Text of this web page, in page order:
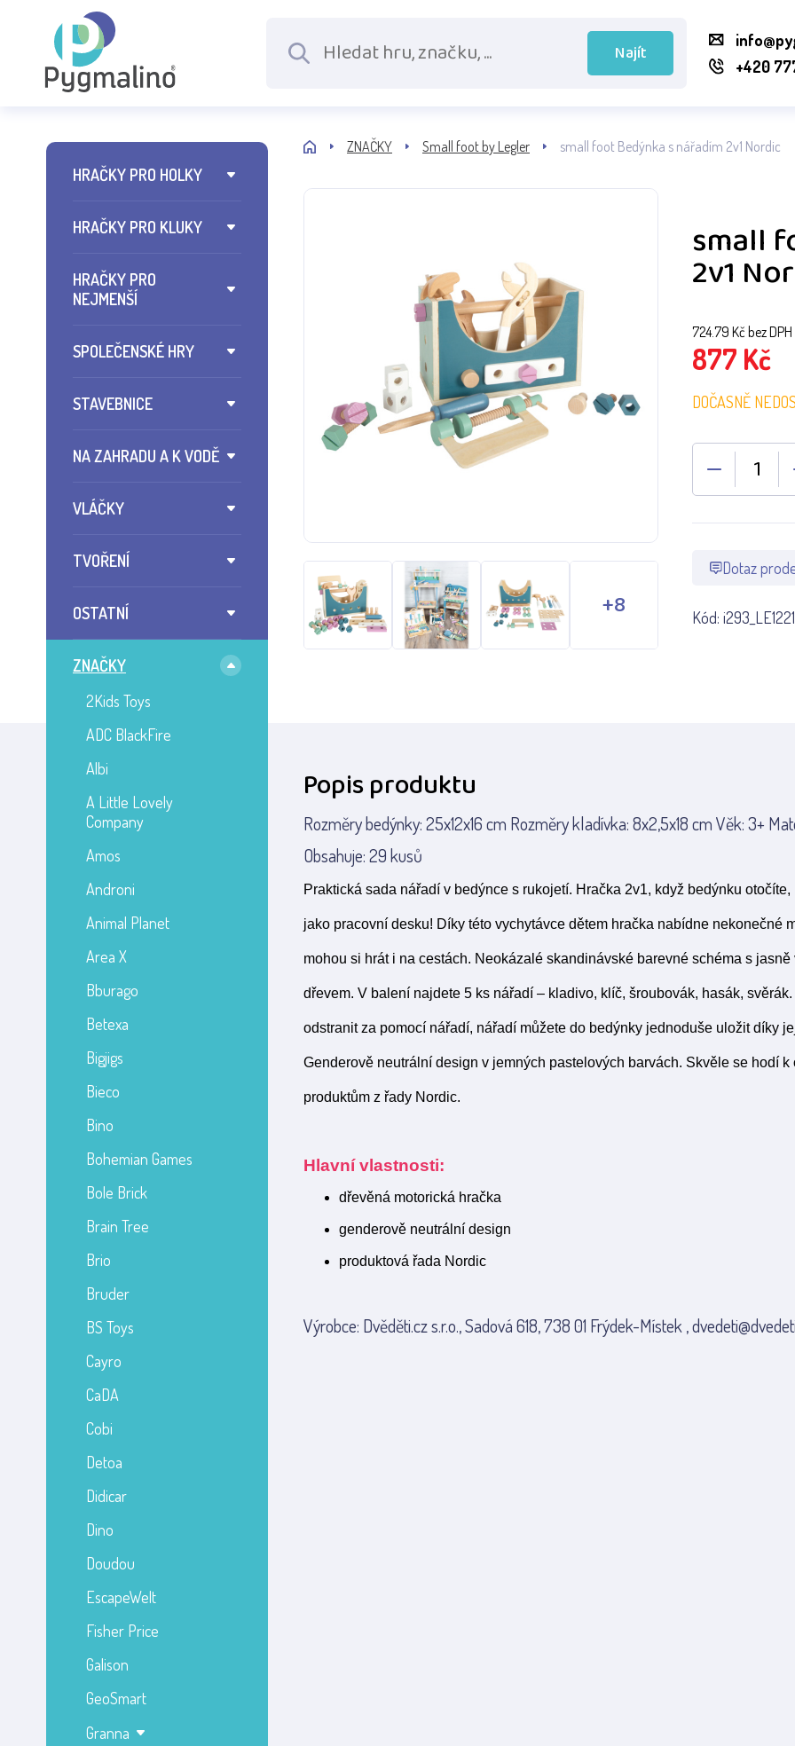
Najít
+420
HRAČKY PRO HOLKY
HRAČKY PRO KLUKY
HRAČKY PRO
NEJMENŠÍ
SPOLEČENSKÉ HRY
STAVEBNICE
NA ZAHRADU A K VODĚ
VLÁČKY
TVOŘENÍ
OSTATNÍ
ZNAČKY
2Kids Toys
ADC BlackFire
Albi
A Little Lovely
Company
Amos
Androni
Animal Planet
Area X
Bburago
Betexa
Bigjigs
Bieco
Bino
Bohemian Games
Bole Brick
Brain Tree
Brio
Bruder
BS Toys
Cayro
CaDA
Cobi
Detoa
Didicar
Dino
Doudou
EscapeWelt
Fisher Price
Galison
GeoSmart
Granna
ZNAČKY Small foot by Legler small foot Bedýnka s nářadím 2v1 Nordic
small
2v1
724.79 Kč bez DPH
877 Kč
DOČASNĚ
Dotaz
Kód:
Popis produktu
Rozměry bedýnky: 25x12x16 cm Rozměry kladívka: 8x2,5x18 cm Věk: 3+
Obsahuje: 29 kusů
Praktická sada nářadí v bedýnce s rukojetí. Hračka 2v1, když bedýnku
jako pracovní desku! Díky této vychytávce dětem hračka nabídne nekonečné
mohou si hrát i na cestách. Neokázalé skandinávské barevné schéma s jasně
dřevem. V balení najdete 5 ks nářadí – kladivo, klíč, šroubovák, hasák,
odstranit za pomocí nářadí, nářadí můžete do bedýnky jednoduše uložit díky
Genderově neutrální design v jemných pastelových barvách. Skvěle se hodí k
produktům z řady Nordic.
Hlavní vlastnosti:
dřevěná motorická hračka
genderově neutrální design
produktová řada Nordic
Výrobce: Dvěděti.cz s.r.o., Sadová 618, 738 01 Frýdek-Místek ,